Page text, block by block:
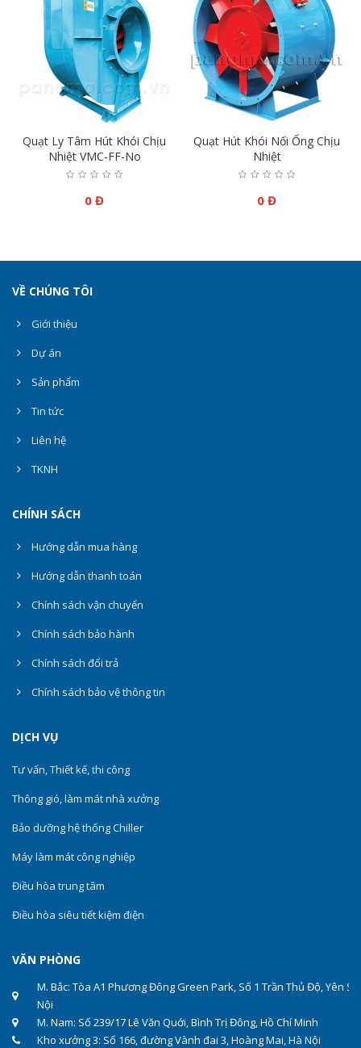
Quạt Ly Tâm Hút Khói Chịu
Nhiệt VMC-FF-No
0 Đ
Quạt Hút Khói Nối Ống Chịu
Nhiệt
0 Đ
VỀ CHÚNG TÔI
Giới thiệu
Dự án
Sản phẩm
Tin tức
Liên hệ
TKNH
CHÍNH SÁCH
Hướng dẫn mua hàng
Hướng dẫn thanh toán
Chính sách vận chuyển
Chính sách bảo hành
Chính sách đổi trả
Chính sách bảo vệ thông tin
DỊCH VỤ
Tư vấn, Thiết kế, thi công
Thông gió, làm mát nhà xưởng
Bảo dưỡng hệ thống Chiller
Máy làm mát công nghiệp
Điều hòa trung tâm
Điều hòa siêu tiết kiệm điện
VĂN PHÒNG
M. Bắc: Tòa A1 Phương Đông Green Park, Số 1 Trần Thủ Độ, Yên
Nội
M. Nam: Số 239/17 Lê Văn Quới, Bình Trị Đông, Hồ Chí Minh
Kho xưởng 3: Số 166, đường Vành đai 3, Hoàng Mai, Hà Nội